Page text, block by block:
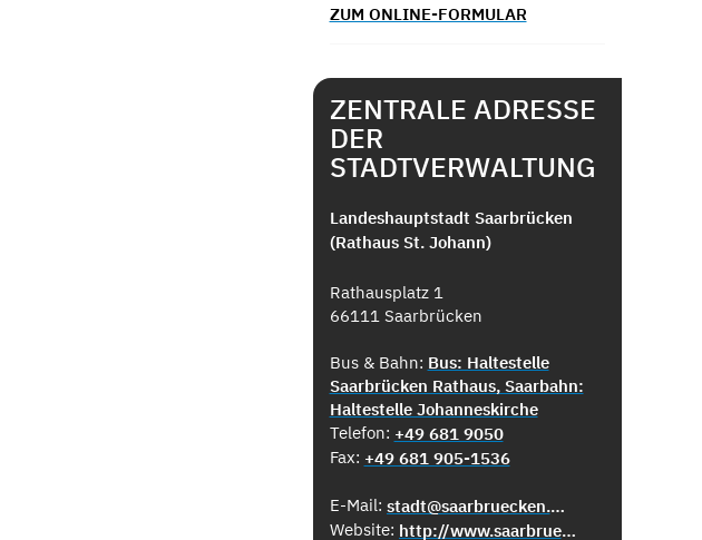
ZUM ONLINE-FORMULAR
ZENTRALE ADRESSE
DER
STADTVERWALTUNG
Landeshauptstadt Saarbrücken
(Rathaus St. Johann)
Rathausplatz 1
66111 Saarbrücken
Bus & Bahn: Bus: Haltestelle
Saarbrücken Rathaus, Saarbahn:
Haltestelle Johanneskirche
Telefon: +49 681 9050
Fax: +49 681 905-1536
E-Mail:
stadt@saarbruecken.de
Website:
http://www.saarbruecken.de